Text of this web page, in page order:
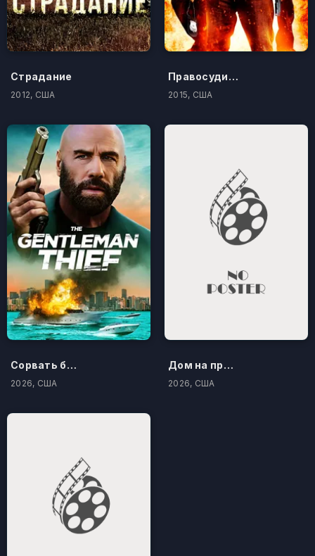
Страдание
2012, США
Правосудие по-американски
2015, США
Сорвать банк 3: Вор-джентльмен
2026, США
Дом на проклятом холме
2026, США